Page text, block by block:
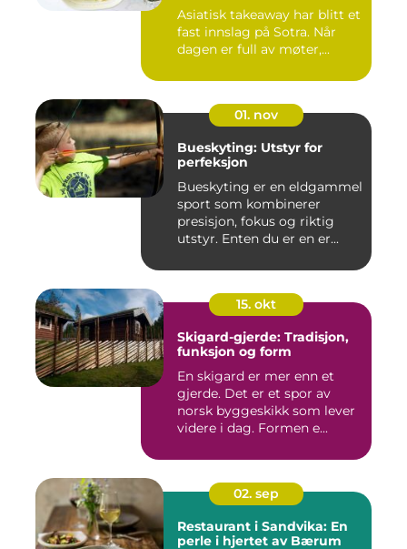
Asiatisk takeaway har blitt et
fast innslag på Sotra. Når
dagen er full av møter,...
01. nov
Bueskyting: Utstyr for
perfeksjon
Bueskyting er en eldgammel
sport som kombinerer
presisjon, fokus og riktig
utstyr. Enten du er en er...
15. okt
Skigard-gjerde: Tradisjon,
funksjon og form
En skigard er mer enn et
gjerde. Det er et spor av
norsk byggeskikk som lever
videre i dag. Formen e...
02. sep
Restaurant i Sandvika: En
perle i hjertet av Bærum